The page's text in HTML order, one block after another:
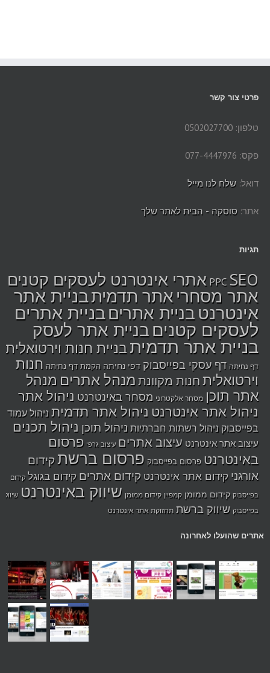
פרטי צור קשר
טלפון: 0502027700
פקס: 077-4447976
דואל: שלח לנו מייל
אתר: סוסקה - הבית לאתר שלך
תגיות
PPC SEO אתרי אינטרנט לעסקים קטנים
אתר מסחריאתר תדמיתבניית אתר
אינטרנטבניית אתריםבניית אתרים
לעסקים קטניםבניית אתר לעסק
בניית אתר תדמית בניית חנות וירטואלית
דף נחיתה דף עסקי בפייסבוק דפי נחיתה הקמת דף נחיתה חנות
וירטואלית חנות מקוונת מנהל אתרים מנהל
אתר תוכן מסחר אלקטרוני מסחר באינטרנט ניהול אתר
ניהול אתר אינטרנט ניהול אתר תדמית ניהול עמוד
בפייסבוק ניהול רשתות חברתיות ניהול תוכן ניהול תכנים
עיצוב אתר אינטרנט עיצוב אתרים עיצוב גרפי פרסום
באינטרנט פרסום בפייסבוק פרסום ברשת קידום
אורגני קידום אתר אינטרנט קידום אתרים קידום בגוגל קידום
בפייסבוק קידום ממומן קמפיין קידום ממומן שיווק באינטרנט שיווק
בפייסבוק שיווק ברשת תחזוקת אתר אינטרנט
אתרים שהועלו לאחרונה